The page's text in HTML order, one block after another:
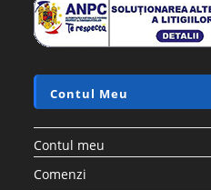
Contul Meu
Contul meu
Comenzi